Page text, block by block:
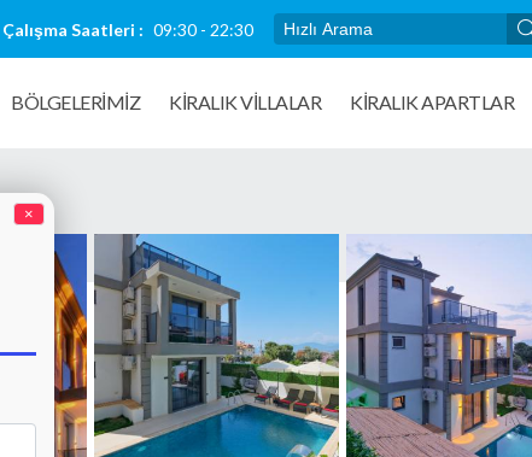
Çalışma Saatleri : 09:30 - 22:30
BÖLGELERİMİZ KIRALIK VILLALAR KİRALIK APARTLAR
×